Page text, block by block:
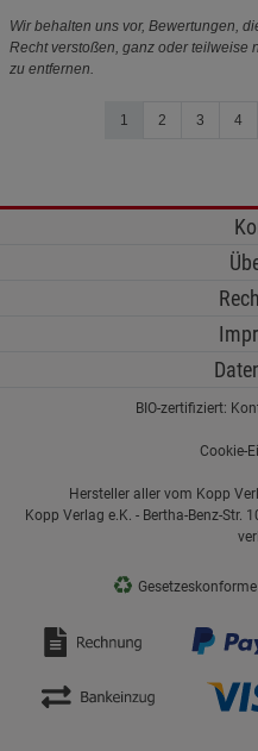
Wir behalten uns vor, Bewertungen,
Recht verstoßen, ganz oder teilweise
zu entfernen.
1 2 3 4
BIO-zertifiziert:
Cookie-
Hersteller aller vom Kopp
Kopp Verlag e.K. - Bertha-Benz-Str.
♻